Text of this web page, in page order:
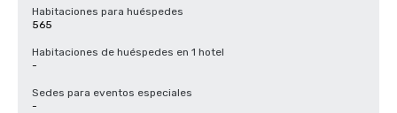
Habitaciones para huéspedes
565
Habitaciones de huéspedes en 1 hotel
-
Sedes para eventos especiales
-